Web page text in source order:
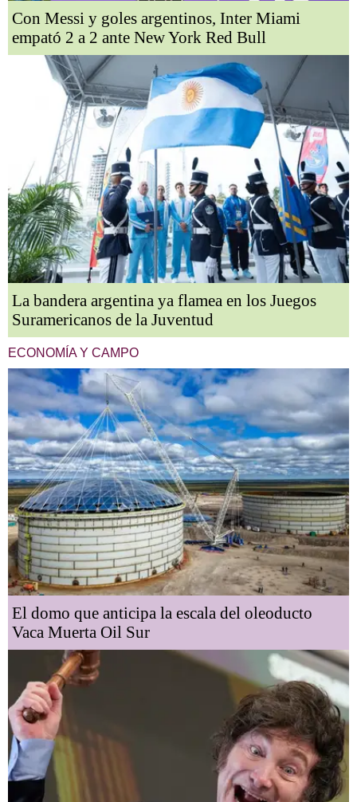
Con Messi y goles argentinos, Inter Miami
empató 2 a 2 ante New York Red Bull
La bandera argentina ya flamea en los Juegos
Suramericanos de la Juventud
ECONOMÍA Y CAMPO
El domo que anticipa la escala del oleoducto
Vaca Muerta Oil Sur